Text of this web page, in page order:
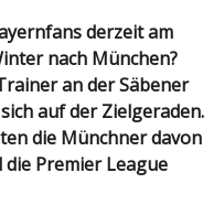
nach München?
an der Säbener
auf der Zielgeraden.
die Münchner davon
Premier League